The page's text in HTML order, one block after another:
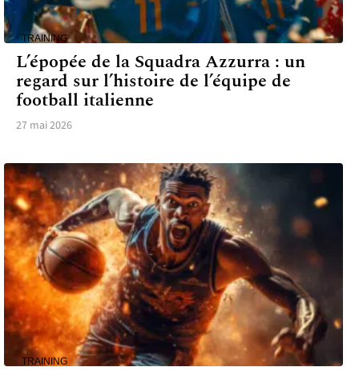
TRAINING
L’épopée de la Squadra Azzurra : un
regard sur l’histoire de l’équipe de
football italienne
27 mai 2026
TRAINING